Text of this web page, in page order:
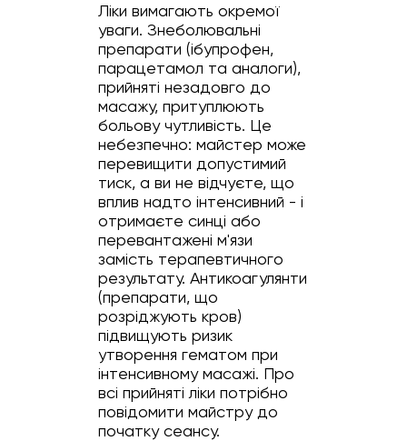
Ліки вимагають окремої
уваги. Знеболювальні
препарати (ібупрофен,
парацетамол та аналоги),
прийняті незадовго до
масажу, притуплюють
больову чутливість. Це
небезпечно: майстер може
перевищити допустимий
тиск, а ви не відчуєте, що
вплив надто інтенсивний - і
отримаєте синці або
перевантажені м'язи
замість терапевтичного
результату. Антикоагулянти
(препарати, що
розріджують кров)
підвищують ризик
утворення гематом при
інтенсивному масажі. Про
всі прийняті ліки потрібно
повідомити майстру до
початку сеансу.